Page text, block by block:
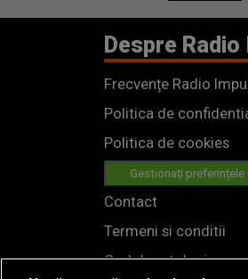
Despre
Frecvențe Radio
Politica de
Politica de cookies
Gestionați preferințele
Contact
Termeni si conditii
Cod deontologic